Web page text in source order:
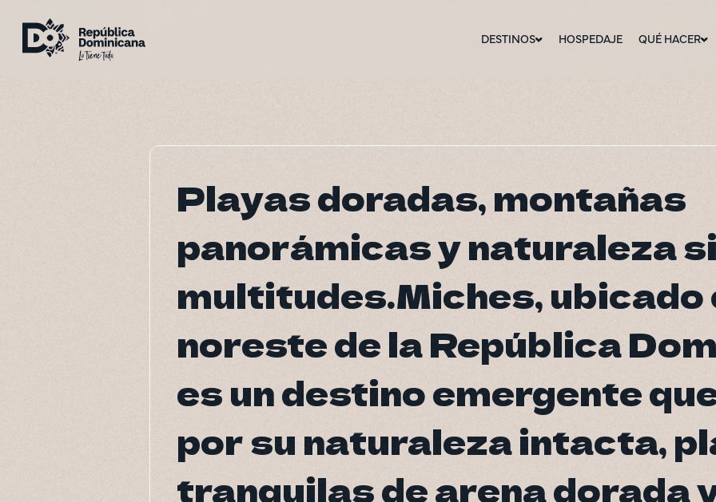
DESTINOS HOSPEDAJE QUÉ HACER
Playas doradas, montañas
panorámicas y naturaleza
multitudes.Miches, ubicado
noreste de la República
es un destino emergente
por su naturaleza intacta,
tranquilas de arena dorada
Playas doradas, montañas
panorámicas y naturaleza
multitudes.Miches, ubicado
noreste de la República
es un destino emergente
por su naturaleza intacta,
tranquilas de arena dorada